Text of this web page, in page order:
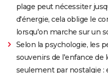
plage peut nécessiter
d'énergie, cela oblige le
lorsqu'on marche sur un
Selon la psychologie, les
souvenirs de l'enfance de
seulement par nostalgie :